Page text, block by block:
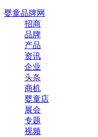
婴童品牌网
招商
品牌
产品
资讯
企业
头条
商机
婴童店
展会
专题
视频